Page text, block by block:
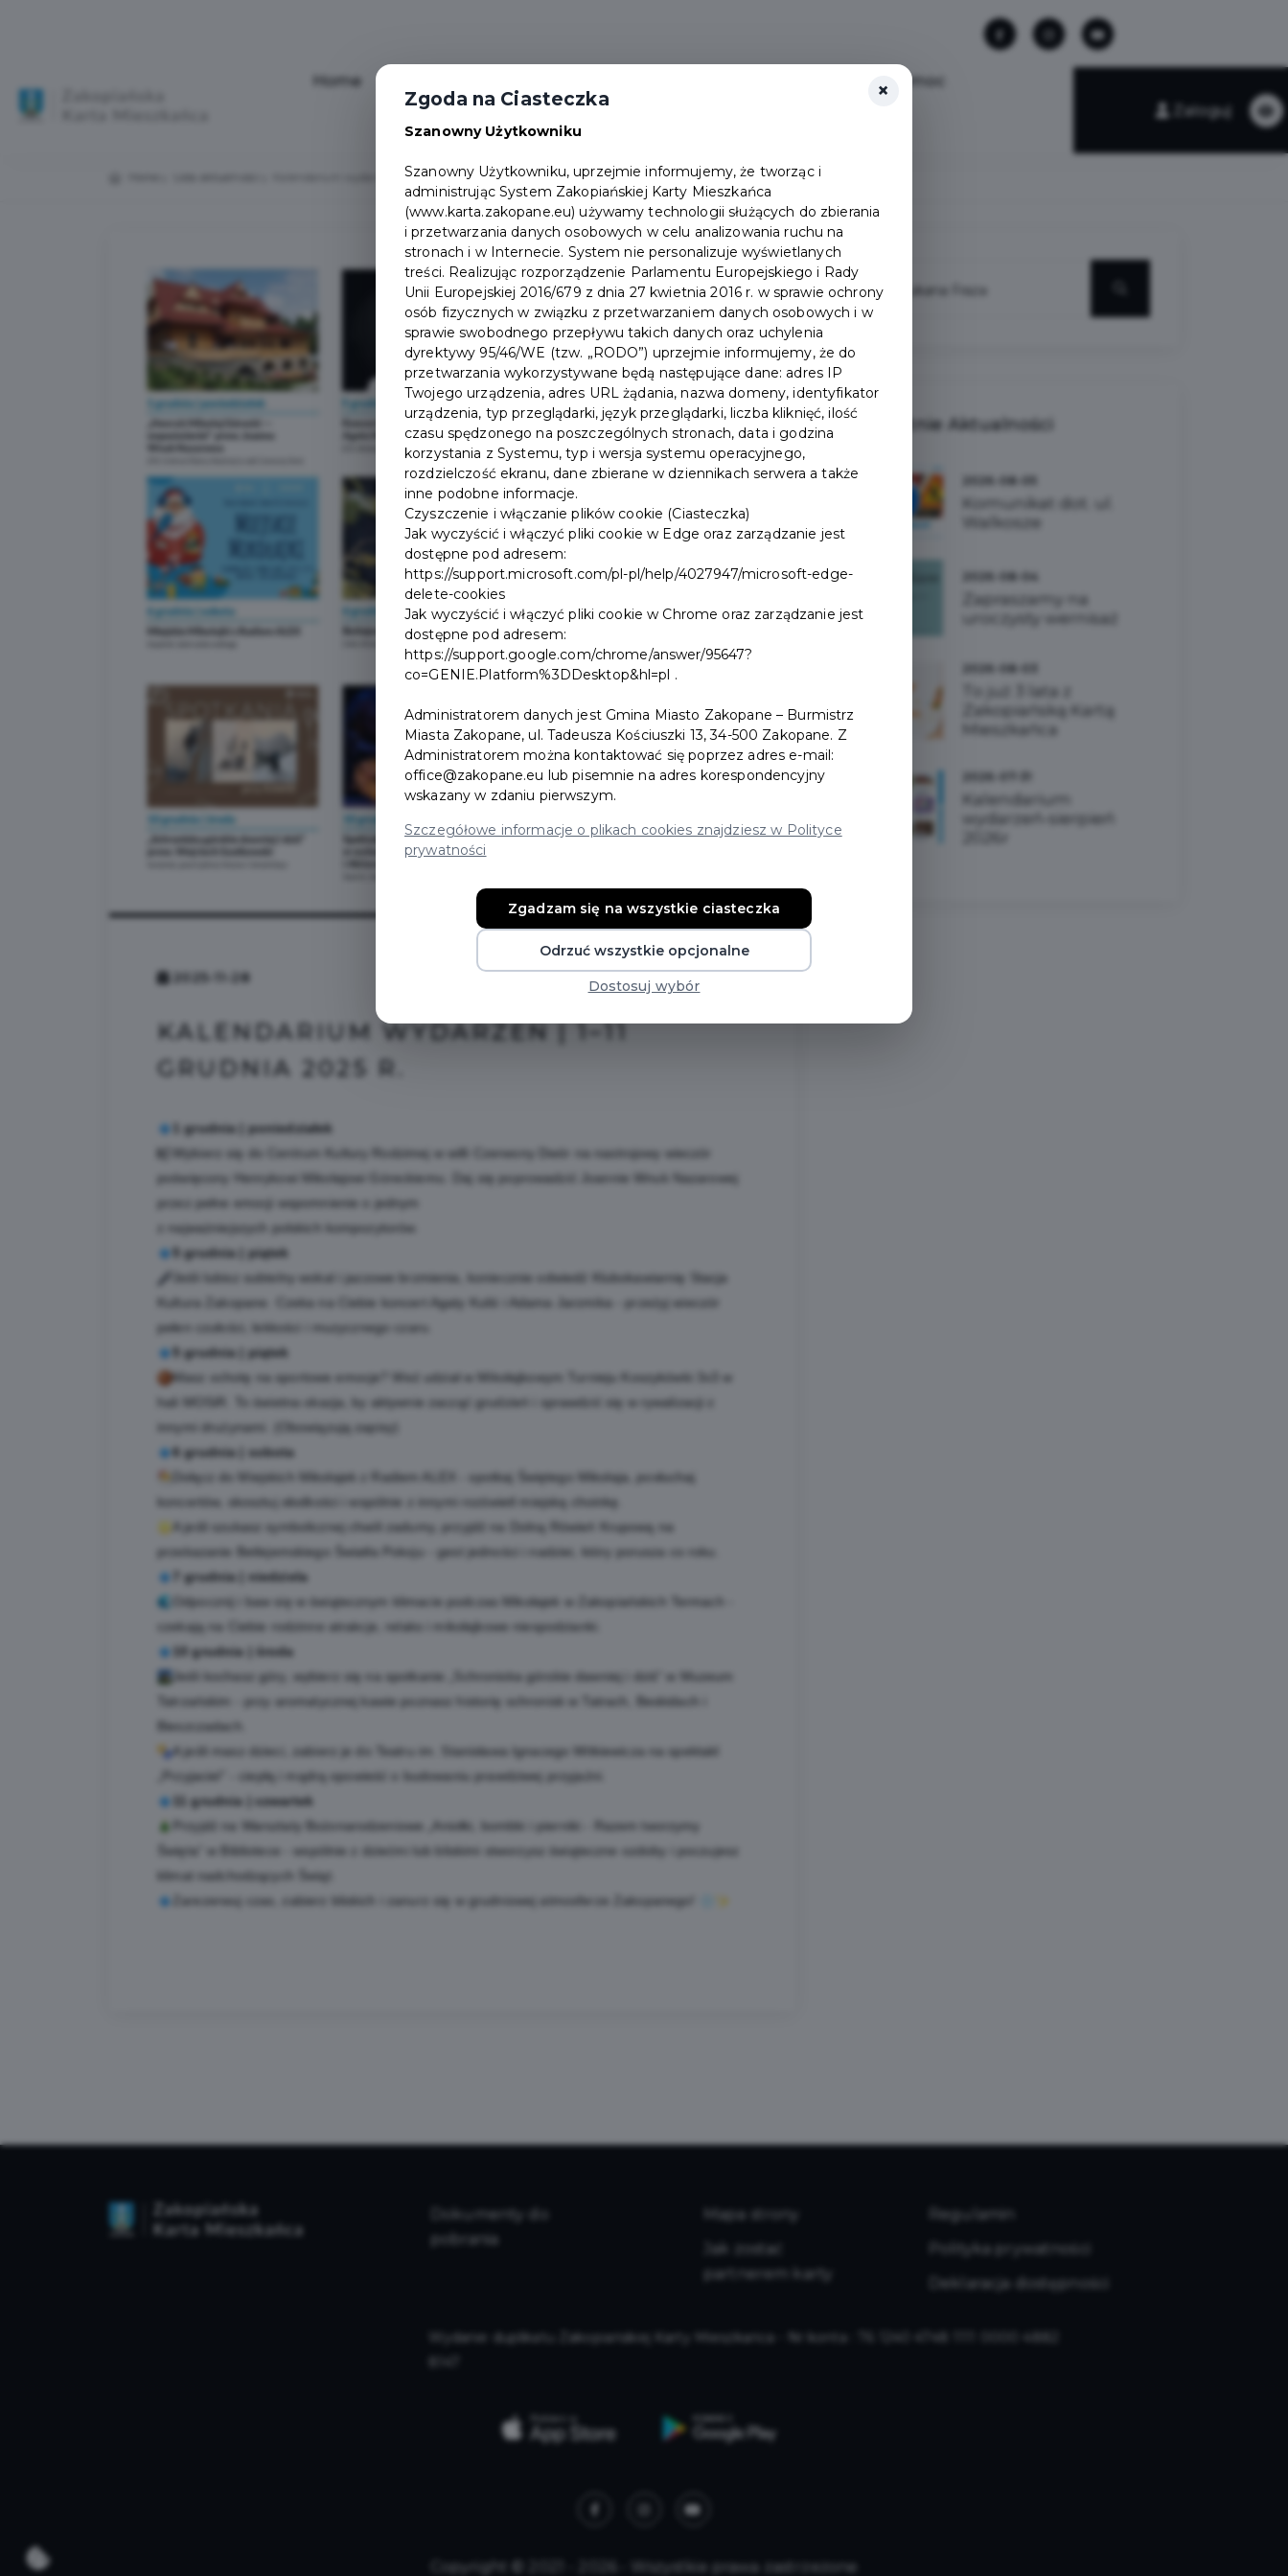
Home Pomoc
Punkty obsługi
Zaloguj
Kalendarium wydarzeń | 1–11 grudnia 2025 r.
2025-11-28
KALENDARIUM WYDARZEŃ | 1–11
GRUDNIA 2025 R.
1 grudnia | poniedziałek
Wybierz się do Centrum Kultury Rodzimej w willi Czerwony Dwór na nastrojowy wieczór
poświęcony Henrykowi Mikołajowi Góreckiemu. Daj się poprowadzić Joannie Wnuk Nazarowej
przez pełne emocji wspomnienie o jednym
z najważniejszych polskich kompozytorów.
5 grudnia | piątek
Jeśli lubisz subtelny wokal i jazzowe brzmienia, koniecznie odwiedź Klubokawiarnię Stacja
Kultura Zakopane. Czeka na Ciebie koncert Agaty Kuliś i Adama Jarzmika - przeżyj wieczór
pełen czułości, lekkości i muzycznego czaru.
5 grudnia | piątek
Masz ochotę na sportowe emocje? Weź udział w Mikołajkowym Turnieju Koszykówki 3x3 w
hali MOSiR. To świetna okazja, by aktywnie zacząć grudzień i sprawdzić się w rywalizacji z
innymi drużynami. (Obowiązują zapisy)
6 grudnia | sobota
Dołącz do Miejskich Mikołajek z Radiem ALEX - spotkaj Świętego Mikołaja, posłuchaj
koncertów, skosztuj słodkości i wspólnie z innymi rozświetl miejską choinkę.
A jeśli szukasz symbolicznej chwili zadumy, przyjdź na Dolną Rówień Krupową na
przekazanie Betlejemskiego Światła Pokoju - gest jedności i nadziei, który porusza co roku.
7 grudnia | niedziela
Odpocznij i baw się w świątecznym klimacie podczas Mikołajek w Zakopiańskich Termach -
czekają na Ciebie rodzinne atrakcje, relaks i mikołajkowe niespodzianki.
10 grudnia | środa
Jeśli kochasz góry, wybierz się na spotkanie „Schroniska górskie dawniej i dziś” w Muzeum
Tatrzańskim - przy aromatycznej kawie poznasz historię schronisk w Tatrach, Beskidach i
Bieszczadach.
A jeśli masz dzieci, zabierz je do Teatru im. Stanisława Ignacego Witkiewicza na spektakl
„Przyjaciel” - ciepłą i mądrą opowieść o budowaniu prawdziwej przyjaźni.
11 grudnia | czwartek
Przyjdź na Warsztaty Bożonarodzeniowe „Aniołki, bombki i pierniki - Razem tworzymy
Święta” w Bibliotece - wspólnie z dziećmi lub bliskimi stworzysz świąteczne ozdoby i poczujesz
klimat nadchodzących Świąt.
Zarezerwuj czas, zabierz bliskich i zanurz się w grudniowej atmosferze Zakopanego!
Ostatnie Aktualności
2026-08-05
Komunikat dot. ul.
Walkosze
2026-08-04
Zapraszamy na
uroczysty wernisaż
To już 3 lata z
Zakopiańską Kartą
Mieszkańca
Kalendarium
wydarzeń-sierpień
Dokumenty do
pobrania
Mapa strony
Jak zostać
partnerem karty
Regulamin
Polityka prywatności
Deklaracja dostępności
Wydanie duplikatu Zakopiańskiej Karty Mieszkańca - Nr konta : 76 1240 4748 1111 0000 4882
Copyright © 2021 - 2026 - Wszystkie prawa zastrzeżone
×
Zgoda na Ciasteczka
Szanowny Użytkowniku
Szanowny Użytkowniku, uprzejmie informujemy, że tworząc i
administrując System Zakopiańskiej Karty Mieszkańca
(www.karta.zakopane.eu) używamy technologii służących do zbierania
i przetwarzania danych osobowych w celu analizowania ruchu na
stronach i w Internecie. System nie personalizuje wyświetlanych
treści. Realizując rozporządzenie Parlamentu Europejskiego i Rady
Unii Europejskiej 2016/679 z dnia 27 kwietnia 2016 r. w sprawie ochrony
osób fizycznych w związku z przetwarzaniem danych osobowych i w
sprawie swobodnego przepływu takich danych oraz uchylenia
dyrektywy 95/46/WE (tzw. „RODO”) uprzejmie informujemy, że do
przetwarzania wykorzystywane będą następujące dane: adres IP
Twojego urządzenia, adres URL żądania, nazwa domeny, identyfikator
urządzenia, typ przeglądarki, język przeglądarki, liczba kliknięć, ilość
czasu spędzonego na poszczególnych stronach, data i godzina
korzystania z Systemu, typ i wersja systemu operacyjnego,
rozdzielczość ekranu, dane zbierane w dziennikach serwera a także
inne podobne informacje.
Czyszczenie i włączanie plików cookie (Ciasteczka)
Jak wyczyścić i włączyć pliki cookie w Edge oraz zarządzanie jest
dostępne pod adresem:
https://support.microsoft.com/pl-pl/help/4027947/microsoft-edge-
delete-cookies
Jak wyczyścić i włączyć pliki cookie w Chrome oraz zarządzanie jest
dostępne pod adresem:
https://support.google.com/chrome/answer/95647?
co=GENIE.Platform%3DDesktop&hl=pl .
Administratorem danych jest Gmina Miasto Zakopane – Burmistrz
Miasta Zakopane, ul. Tadeusza Kościuszki 13, 34-500 Zakopane. Z
Administratorem można kontaktować się poprzez adres e-mail:
office@zakopane.eu lub pisemnie na adres korespondencyjny
wskazany w zdaniu pierwszym.
Szczegółowe informacje o plikach cookies znajdziesz w Polityce
prywatności
Zgadzam się na wszystkie ciasteczka
Odrzuć wszystkie opcjonalne
Dostosuj wybór